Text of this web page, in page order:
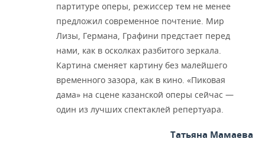
партитуре оперы, режиссер тем не менее
предложил современное почтение. Мир
Лизы, Германа, Графини предстает перед
нами, как в осколках разбитого зеркала.
Картина сменяет картину без малейшего
временного зазора, как в кино. «Пиковая
дама» на сцене казанской оперы сейчас —
один из лучших спектаклей репертуара.
Татьяна Мамаева